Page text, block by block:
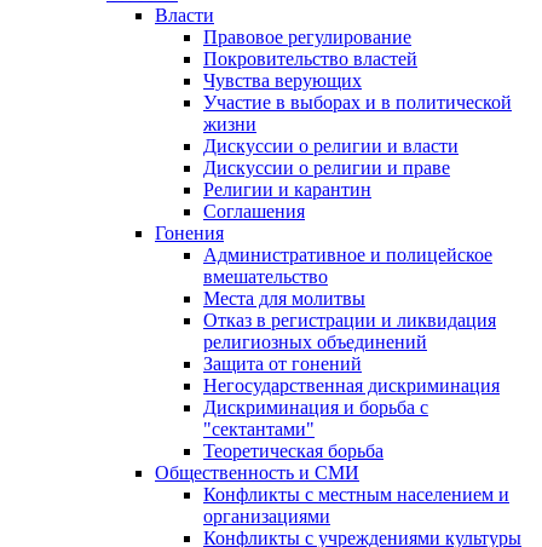
Власти
Правовое регулирование
Покровительство властей
Чувства верующих
Участие в выборах и в политической
жизни
Дискуссии о религии и власти
Дискуссии о религии и праве
Религии и карантин
Соглашения
Гонения
Административное и полицейское
вмешательство
Места для молитвы
Отказ в регистрации и ликвидация
религиозных объединений
Защита от гонений
Негосударственная дискриминация
Дискриминация и борьба с
"сектантами"
Теоретическая борьба
Общественность и СМИ
Конфликты с местным населением и
организациями
Конфликты с учреждениями культуры